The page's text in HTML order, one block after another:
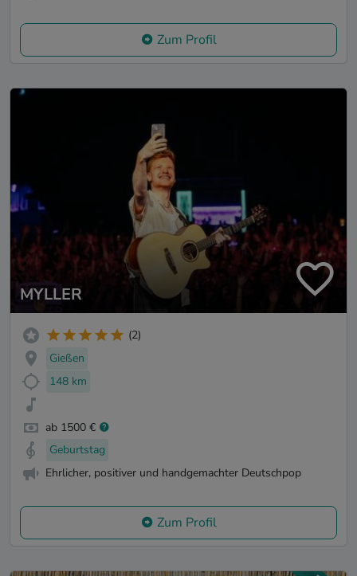
Zum Profil
MYLLER
(2)
Gießen
148 km
ab 1500 €
Geburtstag
Ehrlicher, positiver und handgemachter Deutschpop
Zum Profil